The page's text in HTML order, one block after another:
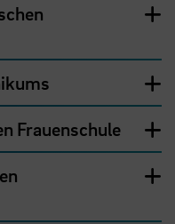
Frauenschule